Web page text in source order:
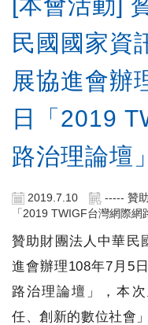
民國國家資
展協進會辦
日「2019
路治理論壇」
2019.7.10 ----- 贊
「2019 TWIGF台灣網際網
贊助財團法人中華民
進會辦理108年7月5
路治理論壇」，本
任、創新的數位社會